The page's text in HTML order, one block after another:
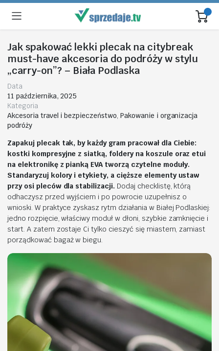
Jak spakować lekki plecak na citybreak
must-have akcesoria do podróży w stylu
„carry-on”? – Biała Podlaska
Data
11 października, 2025
Kategoria
Akcesoria travel i bezpieczeństwo, Pakowanie i organizacja
podróży
Zapakuj plecak tak, by każdy gram pracował dla Ciebie:
kostki kompresyjne z siatką, foldery na koszule oraz etui
na elektronikę z pianką EVA tworzą czytelne moduły.
Standaryzuj kolory i etykiety, a cięższe elementy ustaw
przy osi pleców dla stabilizacji. Dodaj checklistę, którą
odhaczysz przed wyjściem i po powrocie uzupełnisz o
wnioski. W praktyce zyskasz rytm działania w Białej Podlaskiej:
jedno rozpięcie, właściwy moduł w dłoni, szybkie zamknięcie i
start. A zatem zostaje Ci tylko cieszyć się miastem, zamiast
porządkować bagaż w biegu.